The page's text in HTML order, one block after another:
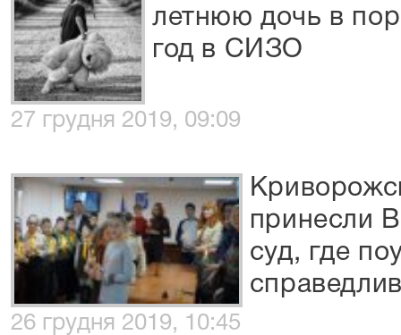
летнюю дочь в
год в СИЗО
27 грудня 2019, 09:09
принесли
суд, где
26 грудня 2019, 10:45